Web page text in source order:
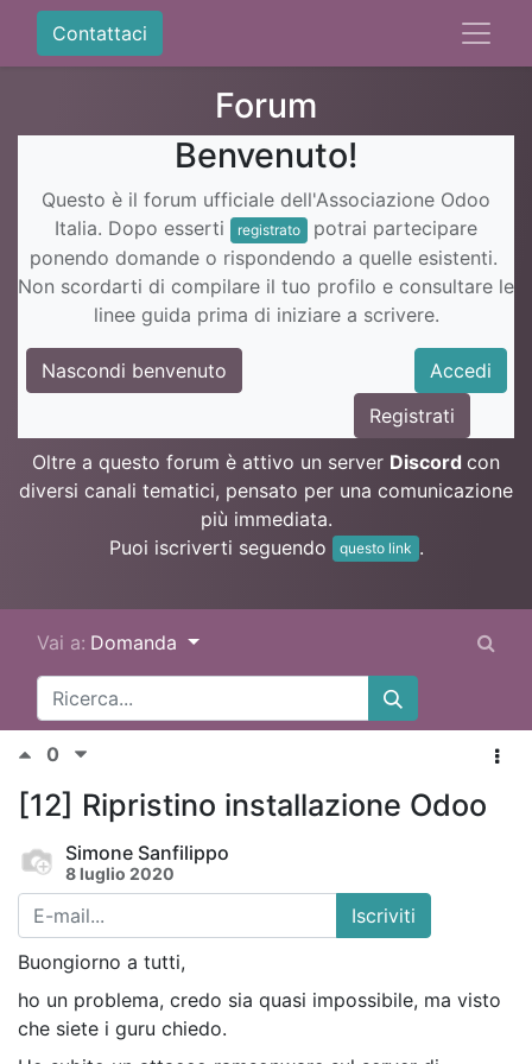
Contattaci
Forum
Benvenuto!
Questo è il forum ufficiale dell'Associazione Odoo
Italia. Dopo esserti
registrato
potrai partecipare
ponendo domande o rispondendo a quelle esistenti.
Non scordarti di compilare il tuo profilo e consultare le
linee guida prima di iniziare a scrivere.
Nascondi benvenuto
Accedi
Registrati
Oltre a questo forum è attivo un server Discord con
diversi canali tematici, pensato per una comunicazione
più immediata.
Puoi iscriverti seguendo
questo link .
Vai a: Domanda
0
[12] Ripristino installazione Odoo
Simone Sanfilippo
8 luglio 2020
Iscriviti
Buongiorno a tutti,
ho un problema, credo sia quasi impossibile, ma visto
che siete i guru chiedo.